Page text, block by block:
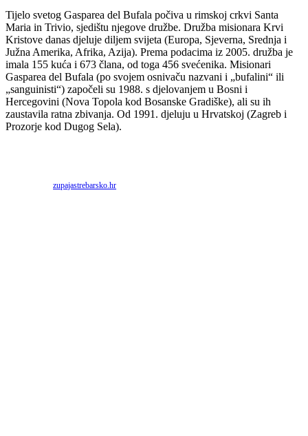
Tijelo svetog Gasparea del Bufala počiva u rimskoj crkvi Santa
Maria in Trivio, sjedištu njegove družbe. Družba misionara Krvi
Kristove danas djeluje diljem svijeta (Europa, Sjeverna, Srednja i
Južna Amerika, Afrika, Azija). Prema podacima iz 2005. družba je
imala 155 kuća i 673 člana, od toga 456 svećenika. Misionari
Gasparea del Bufala (po svojem osnivaču nazvani i „bufalini“ ili
„sanguinisti“) započeli su 1988. s djelovanjem u Bosni i
Hercegovini (Nova Topola kod Bosanske Gradiške), ali su ih
zaustavila ratna zbivanja. Od 1991. djeluju u Hrvatskoj (Zagreb i
Prozorje kod Dugog Sela).
Izvor:zupajastrebarsko.hr